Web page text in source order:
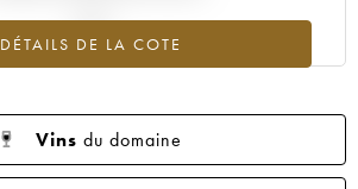
DÉTAILS DE LA COTE
Vins du domaine